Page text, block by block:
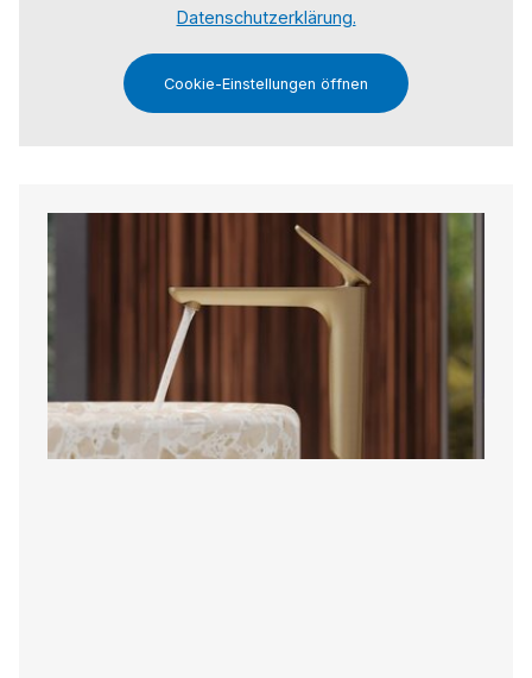
Datenschutzerklärung.
Cookie-Einstellungen öffnen